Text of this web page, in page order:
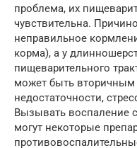
проблема, их
чувствительна.
неправильное
корма), а у
пищеварительного
может быть
недостаточности,
Вызывать воспаление
могут некоторые